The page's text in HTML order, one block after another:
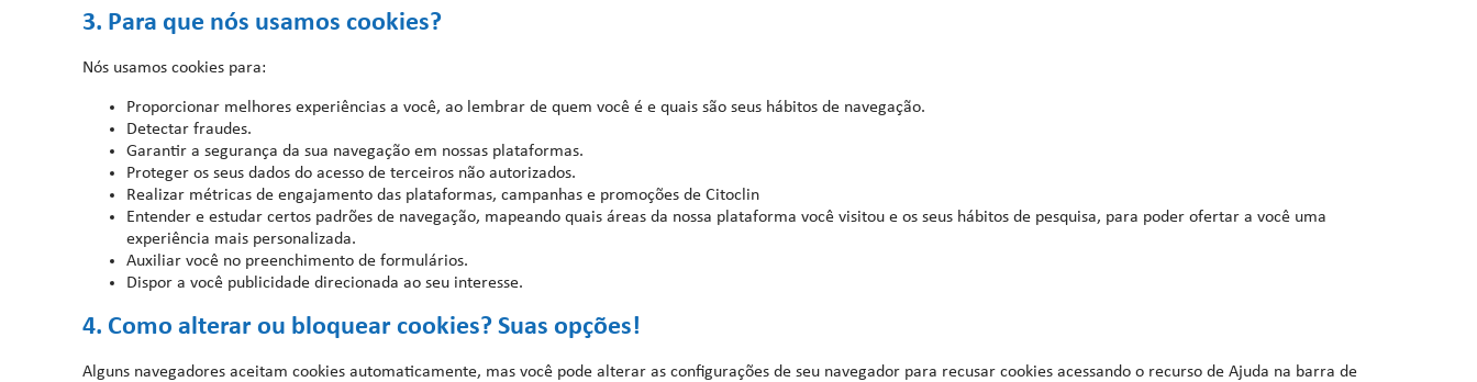
3. Para que nós usamos cookies?
Nós usamos cookies para:
Proporcionar melhores experiências a você, ao lembrar de quem você é e quais são seus hábitos de navegação.
Detectar fraudes.
Garantir a segurança da sua navegação em nossas plataformas.
Proteger os seus dados do acesso de terceiros não autorizados.
Realizar métricas de engajamento das plataformas, campanhas e promoções de Citoclin
Entender e estudar certos padrões de navegação, mapeando quais áreas da nossa plataforma você visitou e os seus hábitos de pesquisa, para poder ofertar a você uma
experiência mais personalizada.
Auxiliar você no preenchimento de formulários.
Dispor a você publicidade direcionada ao seu interesse.
4. Como alterar ou bloquear cookies? Suas opções!
Alguns navegadores aceitam cookies automaticamente, mas você pode alterar as configurações de seu navegador para recusar cookies acessando o recurso de Ajuda na barra de